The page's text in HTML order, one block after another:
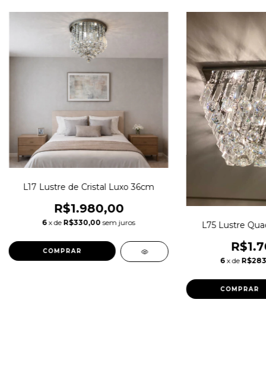
L17 Lustre de Cristal Luxo 36cm
R$1.980,00
6 x de R$330,00 sem juros L75 Lustre
6 x de